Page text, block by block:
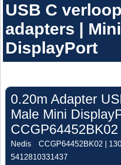
USB C
adapters | Mini
DisplayPort
0.20m Adapter
Male Mini
CCGP64452BK02
Nedis
CCGP64452BK02 |
5412810331437